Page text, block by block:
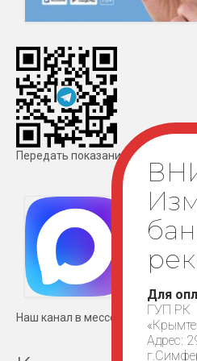
Передать показания
Наш канал в мессенджере MAX
Для
ГУП РК
Адрес: